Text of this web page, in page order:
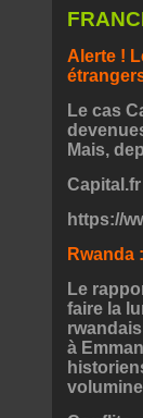
Alerte !
Le cas
Mais,
Capital.fr
https://
Rwanda
Le
faire la
à